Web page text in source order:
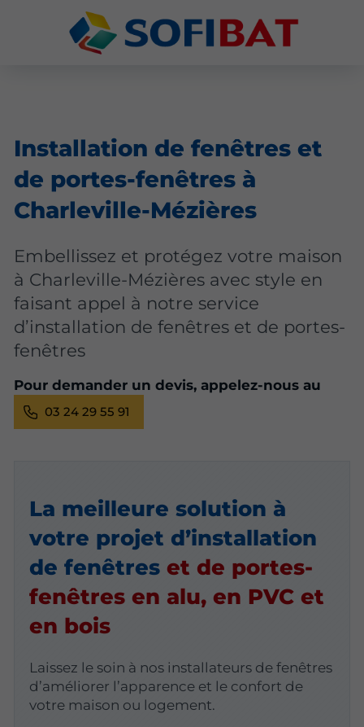
Installation de fenêtres et
de portes-fenêtres à
Charleville-Mézières
Embellissez et protégez votre maison
à Charleville-Mézières avec style en
faisant appel à notre service
d’installation de fenêtres et de portes-
fenêtres
Pour demander un devis, appelez-nous au
03 24 29 55 91
La meilleure solution à
votre projet d’installation
de fenêtreset de portes-
fenêtres en alu, en PVC et
en bois
Laissez le soin à nos installateurs de fenêtres
d’améliorer l’apparence et le confort de
votre maison ou logement.